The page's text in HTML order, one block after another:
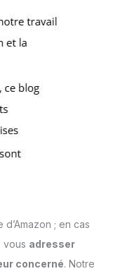
; en cas
vous adresser
concerné. Notre